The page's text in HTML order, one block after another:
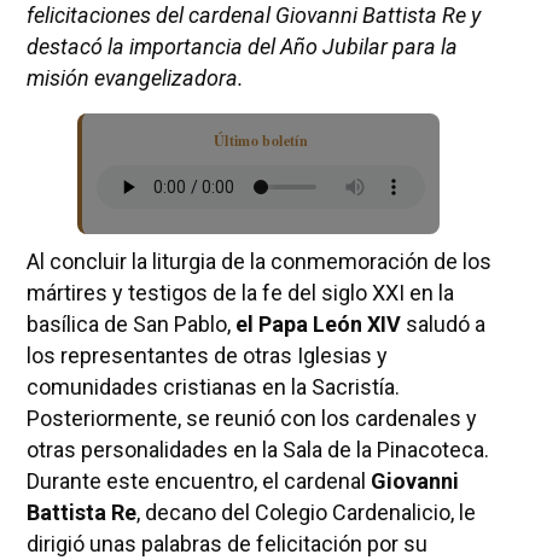
felicitaciones del cardenal Giovanni Battista Re y
destacó la importancia del Año Jubilar para la
misión evangelizadora.
Último boletín
Al concluir la liturgia de la conmemoración de los
mártires y testigos de la fe del siglo XXI en la
basílica de San Pablo, el Papa León XIVsaludó a
los representantes de otras Iglesias y
comunidades cristianas en la Sacristía.
Posteriormente, se reunió con los cardenales y
otras personalidades en la Sala de la Pinacoteca.
Durante este encuentro, el cardenal Giovanni
Battista Re, decano del Colegio Cardenalicio, le
dirigió unas palabras de felicitación por su